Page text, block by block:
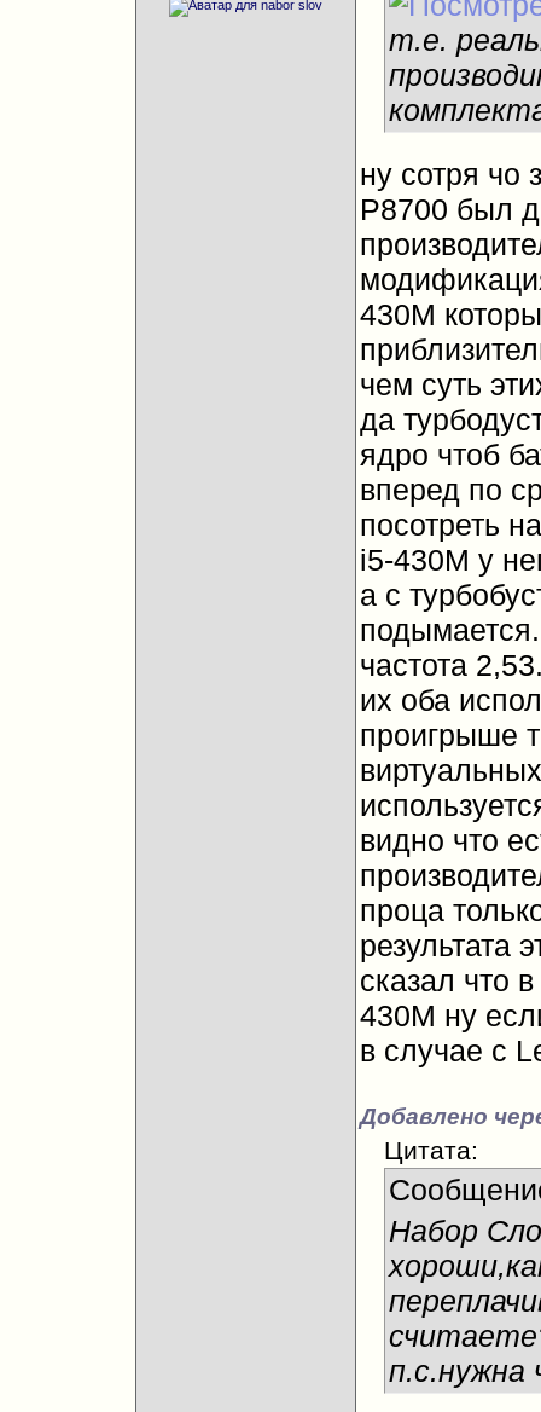
т.е.
ну сотря чо
Р8700 был
430M
чем суть
да
ядро чтоб
вперед по
посотреть
i5-430M у
а с
частота
их оба
проигрыше
видно что
проца
результата
сказал что
430M ну
в случае с
Добавлено
Цитата:
Набор
п.с.нужна